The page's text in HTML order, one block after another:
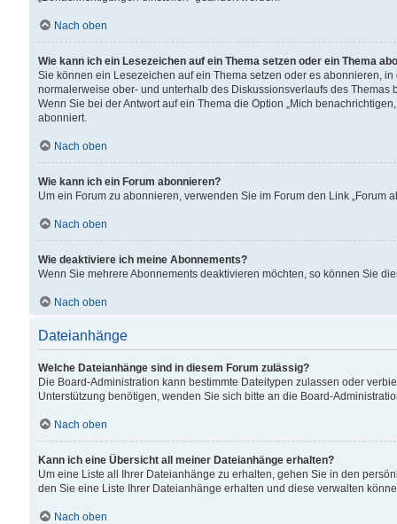
Nach oben
Wie kann ich ein Lesezeichen auf ein Thema setzen oder ein Thema
Sie können ein Lesezeichen auf ein Thema setzen oder es abonnieren,
normalerweise ober- und unterhalb des Diskussionsverlaufs des Themas
Wenn Sie bei der Antwort auf ein Thema die Option „Mich
abonniert.
Nach oben
Wie kann ich ein Forum abonnieren?
Um ein Forum zu abonnieren, verwenden Sie im Forum den Link „Forum
Nach oben
Wie deaktiviere ich meine Abonnements?
Wenn Sie mehrere Abonnements deaktivieren möchten, so können Sie
Nach oben
Dateianhänge
Welche Dateianhänge sind in diesem Forum zulässig?
Die Board-Administration kann bestimmte Dateitypen zulassen oder
Unterstützung benötigen, wenden Sie sich bitte an die Board-
Nach oben
Kann ich eine Übersicht all meiner Dateianhänge erhalten?
Um eine Liste all Ihrer Dateianhänge zu erhalten, gehen Sie in den
den Sie eine Liste Ihrer Dateianhänge erhalten und diese verwalten
Nach oben